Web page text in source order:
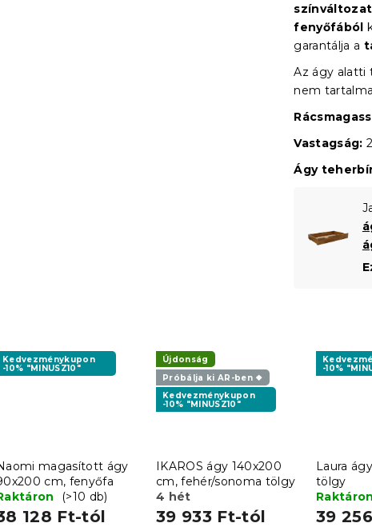
fenyőfából
garantálja a
Az ágy alatti
nem
Vastagság:
Ágy
Kedvezménykupon
-10% "MINUSZ10"
magasított ágy
cm, fenyőfa
(>10 db)
128 Ft-tól
Újdonság
Próbálja ki AR-ben ❖
Kedvezménykupon
-10% "MINUSZ10"
IKAROS ágy 140x200
cm, fehér/sonoma tölgy
4 hét
39 933 Ft-tól
-10%
Laura
tölgy
Raktáron
39